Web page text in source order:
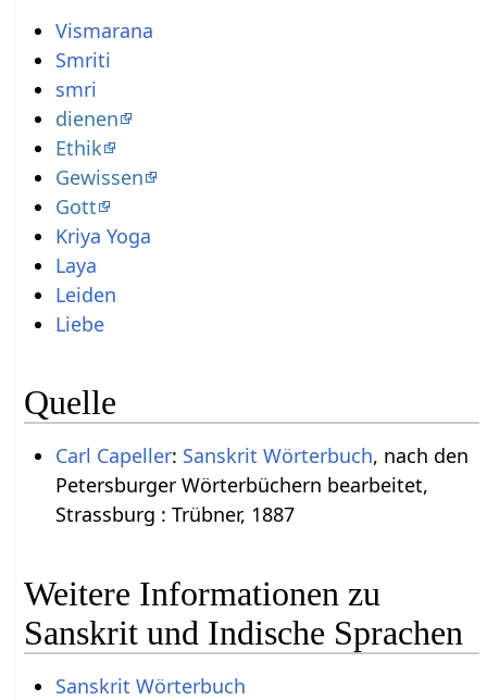
Vismarana
Smriti
smri
dienen
Ethik
Gewissen
Gott
Kriya Yoga
Laya
Leiden
Liebe
Quelle
Carl Capeller: Sanskrit Wörterbuch, nach den
Petersburger Wörterbüchern bearbeitet,
Strassburg : Trübner, 1887
Weitere Informationen zu
Sanskrit und Indische Sprachen
Sanskrit Wörterbuch